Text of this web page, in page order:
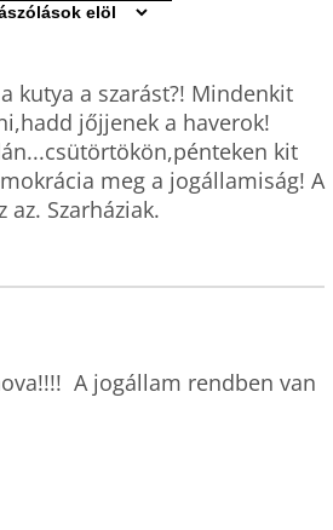
kutya a szarást?! Mindenkit
jőjjenek a haverok!
kit
meg a jogállamiság! A
az. Szarháziak.
A jogállam rendben van